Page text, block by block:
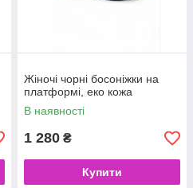
Жіночі чорні босоніжки на
платформі, еко кожа
В наявності
1 280 ₴
Купити